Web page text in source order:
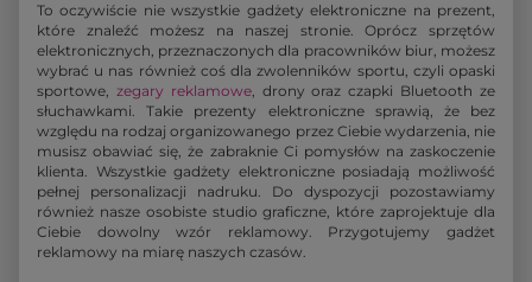
To oczywiście nie wszystkie gadżety elektroniczne na prezent,
które znaleźć możesz na naszej stronie. Oprócz sprzętów
elektronicznych, przeznaczonych dla pracowników biur, możesz
wybrać u nas również coś dla zwolenników sportu, czyli opaski
sportowe, zegary reklamowe, drony oraz czapki Bluetooth ze
słuchawkami. Takie prezenty elektroniczne sprawią, że bez
względu na rodzaj organizowanego przez Ciebie wydarzenia, nie
musisz obawiać się, że zabraknie Ci pomysłów na zaskoczenie
klienta. Wszystkie gadżety elektroniczne posiadają możliwość
pełnej personalizacji nadruku. Do dyspozycji pozostawiamy
również nasze osobiste studio graficzne, które zaprojektuje dla
Ciebie dowolny wzór reklamowy. Przygotujemy gadżet
reklamowy na miarę naszych czasów.